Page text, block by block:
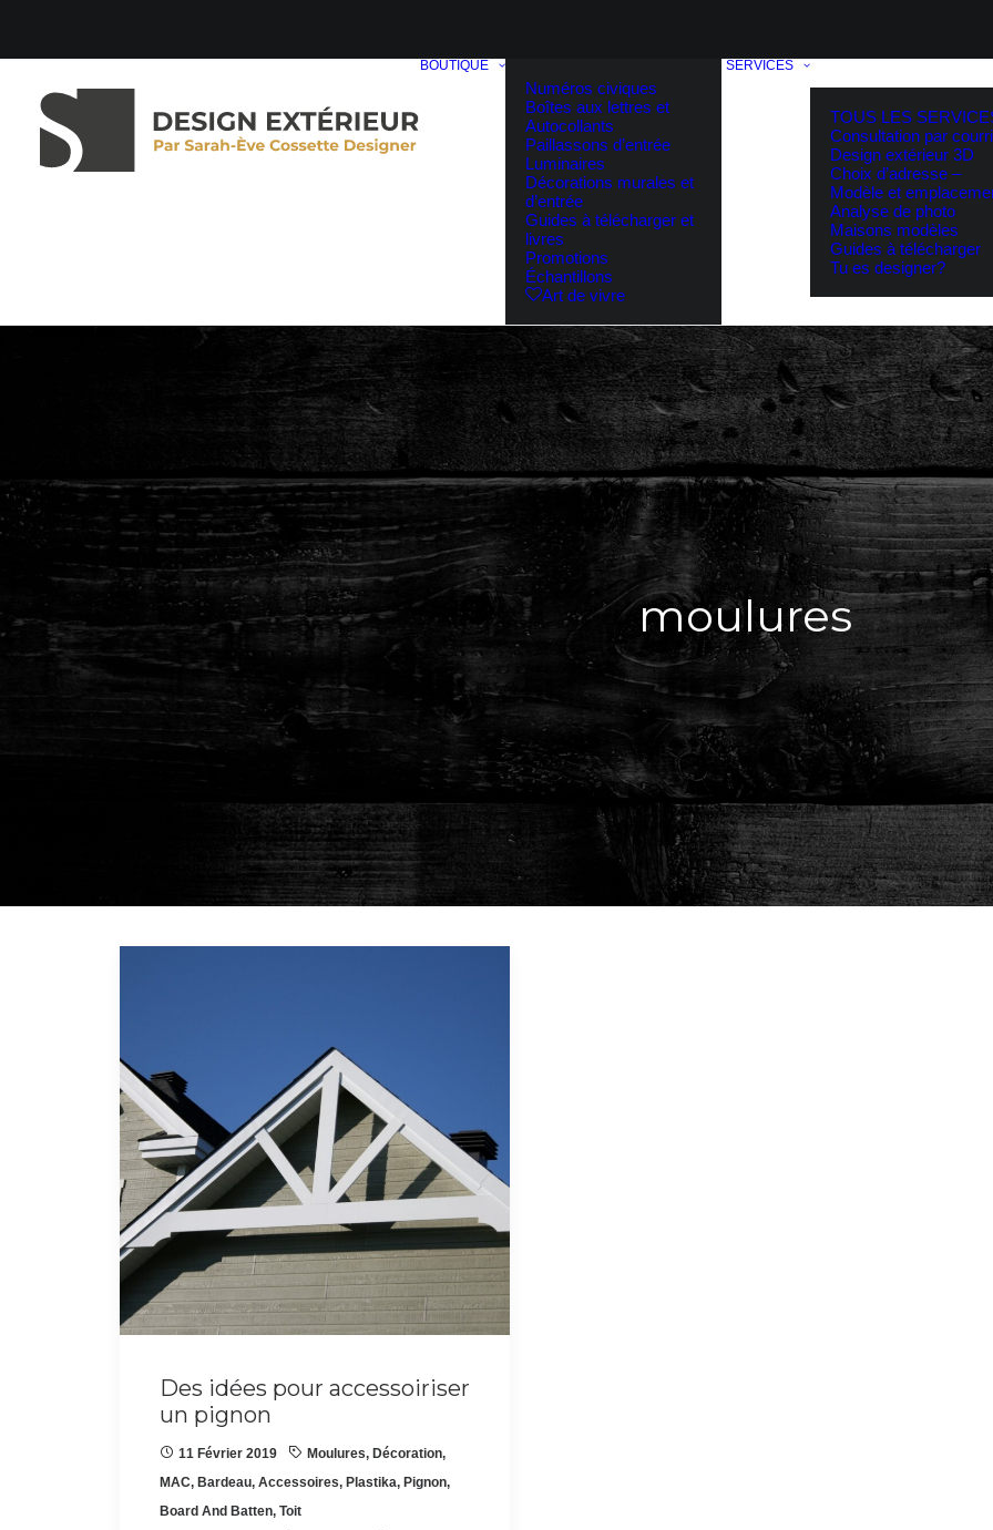
BOUTIQUE
Numéros civiques
Boîtes aux lettres et
Autocollants
Paillassons d’entrée
Luminaires
Décorations murales et
d’entrée
Guides à télécharger et
livres
Promotions
Échantillons
Art de vivre
SERVICES
TOUS LES
Consultation par
Design extérieur 3D
Choix d’adresse –
Modèle et
Analyse de photo
Maisons modèles
Guides à télécharger
Tu es designer?
moulures
Des idées pour accessoiriser
un pignon
11 Février 2019 Moulures, Décoration,
MAC, Bardeau, Accessoires, Plastika, Pignon,
Board And Batten, Toit